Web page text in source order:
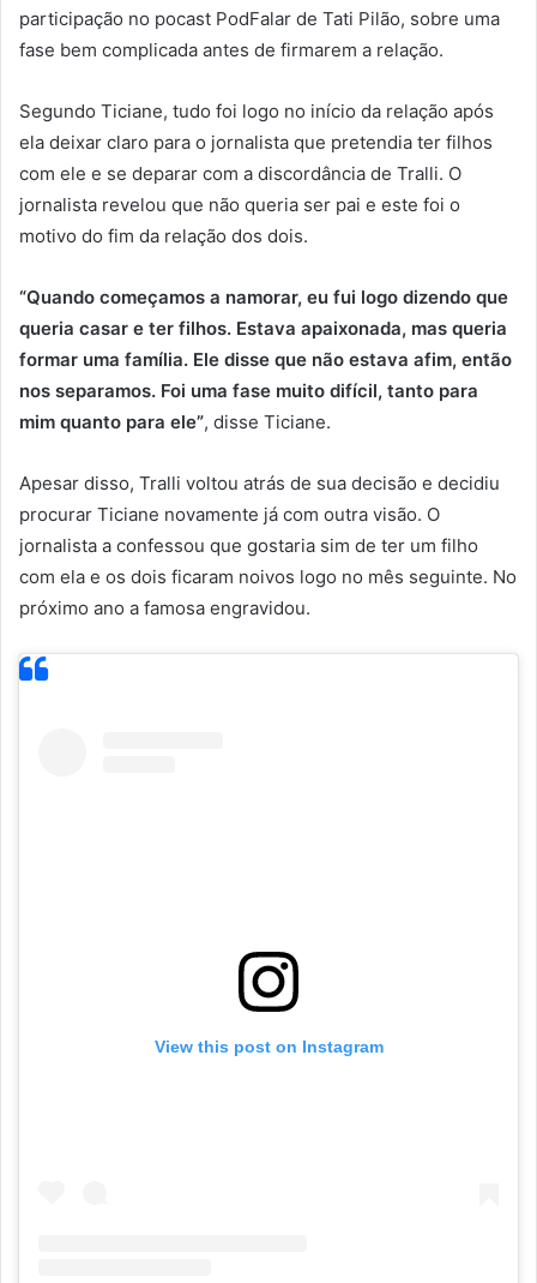
participação no pocast PodFalar de Tati Pilão, sobre uma
fase bem complicada antes de firmarem a relação.
Segundo Ticiane, tudo foi logo no início da relação após
ela deixar claro para o jornalista que pretendia ter filhos
com ele e se deparar com a discordância de Tralli. O
jornalista revelou que não queria ser pai e este foi o
motivo do fim da relação dos dois.
“Quando começamos a namorar, eu fui logo dizendo que
queria casar e ter filhos. Estava apaixonada, mas queria
formar uma família. Ele disse que não estava afim, então
nos separamos. Foi uma fase muito difícil, tanto para
mim quanto para ele”, disse Ticiane.
Apesar disso, Tralli voltou atrás de sua decisão e decidiu
procurar Ticiane novamente já com outra visão. O
jornalista a confessou que gostaria sim de ter um filho
com ela e os dois ficaram noivos logo no mês seguinte. No
próximo ano a famosa engravidou.
View this post on Instagram